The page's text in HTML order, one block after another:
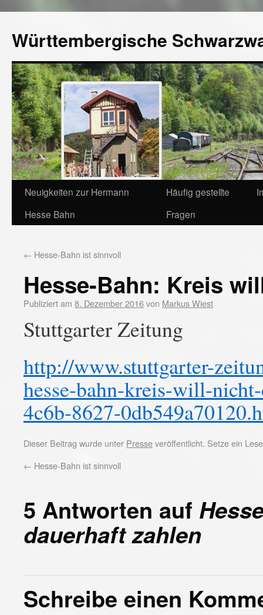
Württembergische
Neuigkeiten zur Hermann
Hesse Bahn
Häufig gestellte
Fragen
← Hesse-Bahn ist sinnvoll
Hesse-Bahn: Kreis
Publiziert am 8. Dezember 2016von Markus Wiest
Stuttgarter Zeitung
http://www.stuttgarter-
hesse-bahn-kreis-will-
4c6b-8627-
Dieser Beitrag wurde unter Presseveröffentlicht. Setze ein
← Hesse-Bahn ist sinnvoll
5 Antworten auf
dauerhaft zahlen
Schreibe einen